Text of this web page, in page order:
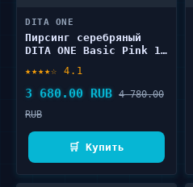
DITA ONE
Пирсинг серебряный
DITA ONE Basic Pink 1
★★★★☆ 4.1
3 680.00 RUB 4 780.00
RUB
🛒 Купить